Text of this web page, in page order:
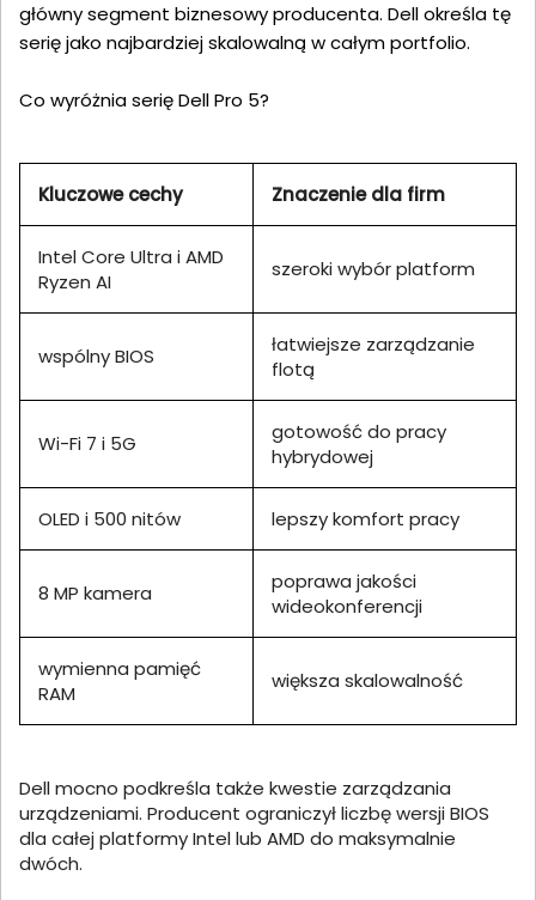
główny segment biznesowy producenta. Dell określa tę
serię jako najbardziej skalowalną w całym portfolio.
Co wyróżnia serię Dell Pro 5?
Kluczowe cechy Znaczenie dla firm
Intel Core Ultra i AMD
Ryzen AI
szeroki wybór platform
wspólny BIOS
łatwiejsze zarządzanie
flotą
Wi-Fi 7 i 5G
gotowość do pracy
hybrydowej
OLED i 500 nitów lepszy komfort pracy
8 MP kamera
poprawa jakości
wideokonferencji
wymienna pamięć
RAM
większa skalowalność
Dell mocno podkreśla także kwestie zarządzania
urządzeniami. Producent ograniczył liczbę wersji BIOS
dla całej platformy Intel lub AMD do maksymalnie
dwóch.